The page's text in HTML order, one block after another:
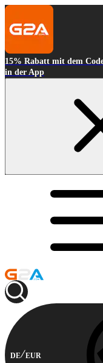
15% Rabatt mit dem
in der App
DE EUR